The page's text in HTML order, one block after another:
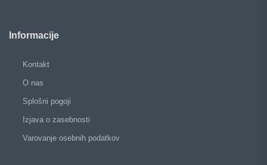
Informacije
Kontakt
O nas
Splošni pogoji
Izjava o zasebnosti
Varovanje osebnih podatkov